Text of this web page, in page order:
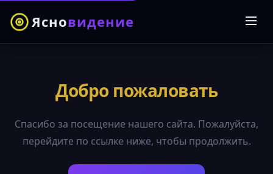
Ясновидение
Добро пожаловать
Спасибо за посещение нашего сайта. Пожалуйста,
перейдите по ссылке ниже, чтобы продолжить.